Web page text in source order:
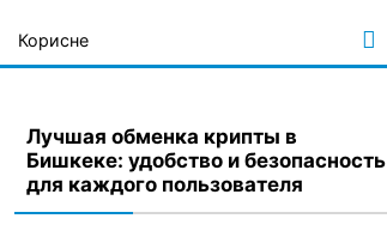
Корисне
Лучшая обменка крипты в
Бишкеке: удобство и безопасность
для каждого пользователя